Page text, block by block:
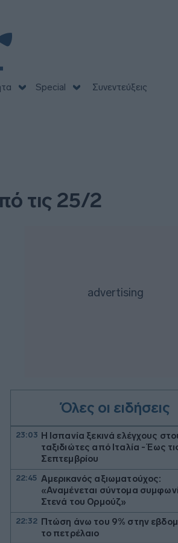
Special
Συνεντεύξεις
τις 25/2
Όλες οι ειδήσεις
23:03 Η Ισπανία ξεκινά ελέγχους
ταξιδιώτες από Ιταλία - Έως
Σεπτεμβρίου
22:45 Αμερικανός αξιωματούχος:
«Αναμένεται σύντομα
Στενά του Ορμούζ»
22:32 Πτώση άνω του 9% στην
το πετρέλαιο